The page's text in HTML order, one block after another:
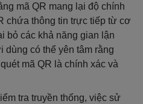
mã QR mang lại độ chính
chứa thông tin trực tiếp từ cơ
bỏ các khả năng gian lận
dùng có thể yên tâm rằng
mã QR là chính xác và
tra truyền thống, việc sử